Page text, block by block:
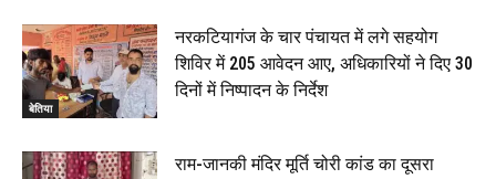
बेतिया
नरकटियागंज के चार पंचायत में लगे सहयोग
शिविर में 205 आवेदन आए, अधिकारियों ने दिए 30
दिनों में निष्पादन के निर्देश
राम-जानकी मंदिर मूर्ति चोरी कांड का दूसरा